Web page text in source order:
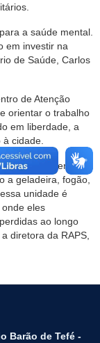
a saúde mental.
em investir na
de Saúde, Carlos
de Atenção
orientar o trabalho
em liberdade, a
cidade.
colocadas em
a geladeira, fogão,
unidade é
eles
ao longo
diretora da RAPS,
Barão de Tefé -